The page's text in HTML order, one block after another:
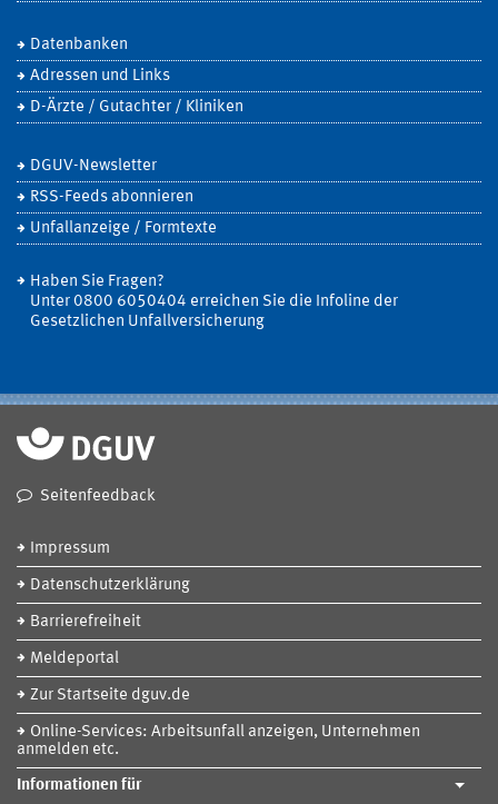
Datenbanken
Adressen und Links
D-Ärzte / Gutachter / Kliniken
DGUV-Newsletter
RSS-Feeds abonnieren
Unfallanzeige / Formtexte
Haben Sie Fragen?
Unter 0800 6050404 erreichen Sie die Infoline der
Gesetzlichen Unfallversicherung
Seitenfeedback
Impressum
Datenschutzerklärung
Barrierefreiheit
Meldeportal
Zur Startseite dguv.de
Online-Services: Arbeitsunfall anzeigen, Unternehmen
anmelden etc.
Informationen für